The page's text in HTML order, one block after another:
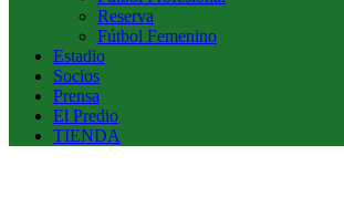
Reserva
Fútbol Femenino
Estadio
Socios
Prensa
El Predio
TIENDA